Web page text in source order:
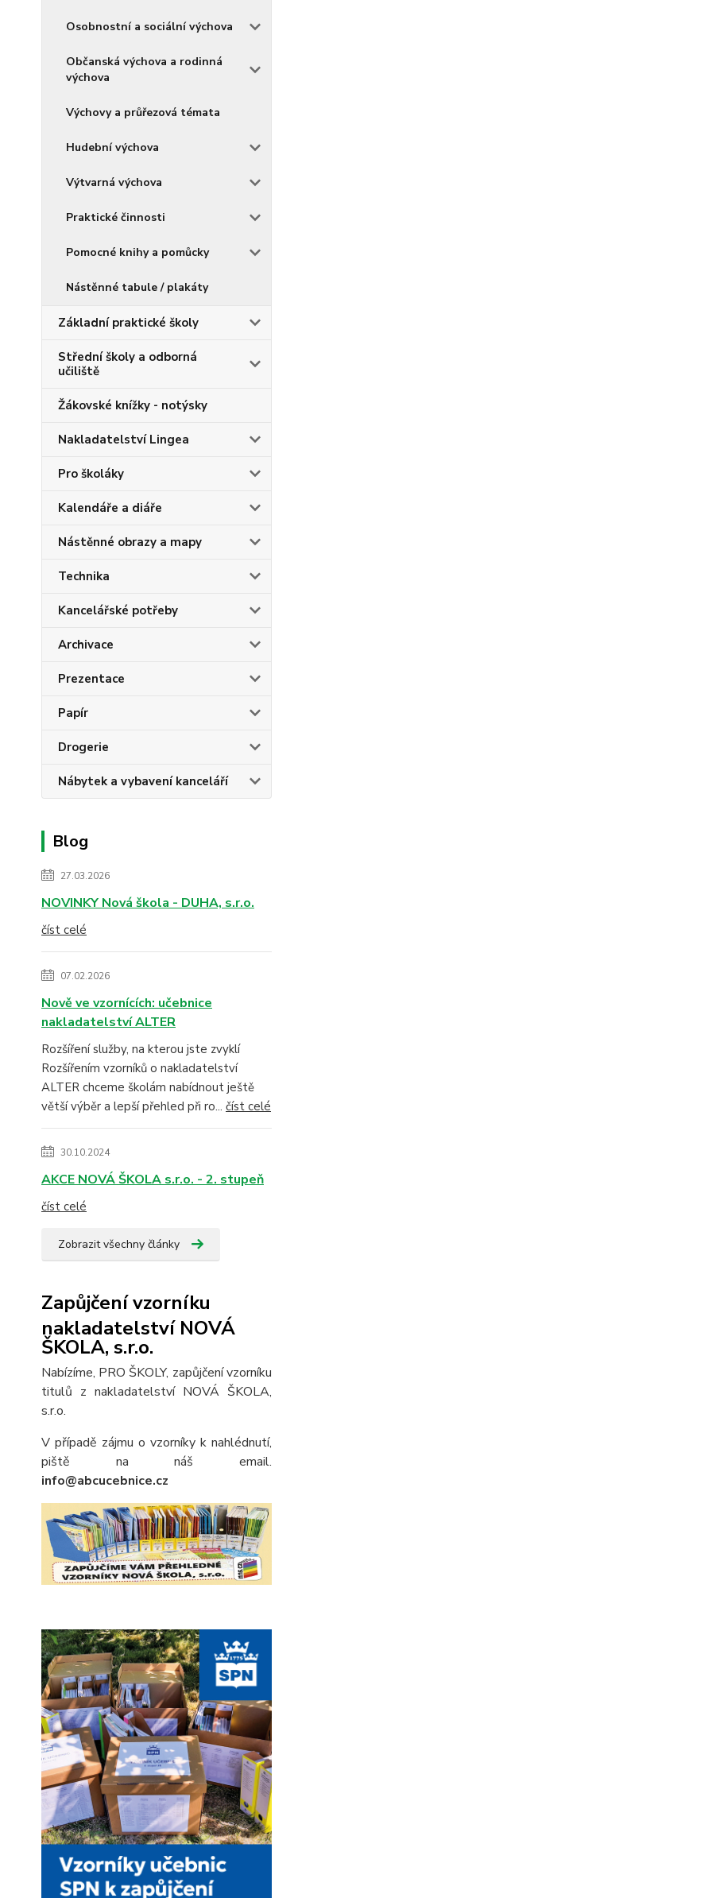
Osobnostní a sociální výchova
Občanská výchova a rodinná
výchova
Výchovy a průřezová témata
Hudební výchova
Výtvarná výchova
Praktické činnosti
Pomocné knihy a pomůcky
Nástěnné tabule / plakáty
Základní praktické školy
Střední školy a odborná
učiliště
Žákovské knížky - notýsky
Nakladatelství Lingea
Pro školáky
Kalendáře a diáře
Nástěnné obrazy a mapy
Technika
Kancelářské potřeby
Archivace
Prezentace
Papír
Drogerie
Nábytek a vybavení kanceláří
Blog
27.03.2026
NOVINKY Nová škola - DUHA, s.r.o.
číst celé
07.02.2026
Nově ve vzornících: učebnice
nakladatelství ALTER
Rozšíření služby, na kterou jste zvyklí
Rozšířením vzorníků o nakladatelství
ALTER chceme školám nabídnout ještě
větší výběr a lepší přehled při ro... číst celé
30.10.2024
AKCE NOVÁ ŠKOLA s.r.o. - 2. stupeň
číst celé
Zobrazit všechny články
Zapůjčení vzorníku
nakladatelství NOVÁ
ŠKOLA, s.r.o.
Nabízíme, PRO ŠKOLY, zapůjčení vzorníku
titulů z nakladatelství NOVÁ ŠKOLA,
s.r.o.
V případě zájmu o vzorníky k nahlédnutí,
piště na náš email.
info@abcucebnice.cz